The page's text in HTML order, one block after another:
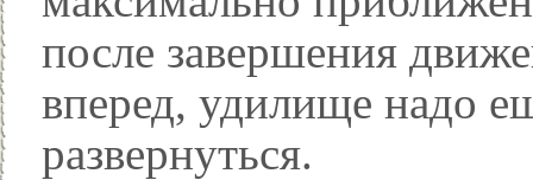
после завершения
вперед, удилище надо
развернуться.